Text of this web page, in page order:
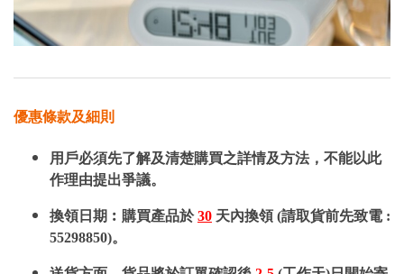
優惠條款及細則
用戶必須先了解及清楚購買之詳情及方法，不能以此
作理由提出爭議。
換領日期︰購買產品於30 天內換領 (請取貨前先致電 :
55298850)。